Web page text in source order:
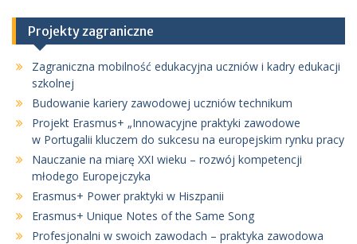
Projekty zagraniczne
Zagraniczna mobilność edukacyjna uczniów i kadry edukacji
szkolnej
Budowanie kariery zawodowej uczniów technikum
Projekt Erasmus+ „Innowacyjne praktyki zawodowe
w Portugalii kluczem do sukcesu na europejskim rynku pracy
Nauczanie na miarę XXI wieku – rozwój kompetencji
młodego Europejczyka
Erasmus+ Power praktyki w Hiszpanii
Erasmus+ Unique Notes of the Same Song
Profesjonalni w swoich zawodach – praktyka zawodowa